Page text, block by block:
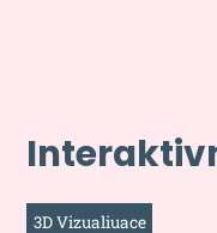
3D Vizualiuace